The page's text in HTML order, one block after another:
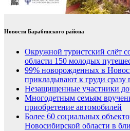
Новости Барабинского района
Окружной туристский слёт
области 150 молодых
99% новорожденных в
прикладывают к груди сразу
Незащищенные участники
Многодетным семьям
приобретение автомобилей
Более 60 социальных
Новосибирской области в